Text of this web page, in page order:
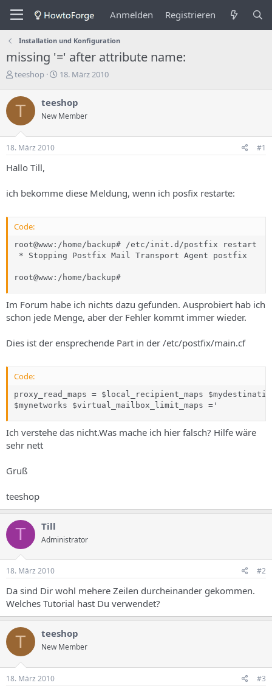
Anmelden Registrieren
Installation und Konfiguration
missing '=' after attribute name:
E
s
t
l
l
e
d
s
e
a
teeshop
E
t
e
l
d
m
18. März 2010
T teeshop
New Member
18. März 2010 #1
Hallo Till,
ich bekomme diese Meldung, wenn ich posfix restarte:
Code:
root@www:/home/backup# /etc/init.d/postfix restart
* Stopping Postfix Mail Transport Agent
root@www:/home/backup#
Im Forum habe ich nichts dazu gefunden. Ausprobiert hab ich
schon jede Menge, aber der Fehler kommt immer wieder.
Dies ist der ensprechende Part in der /etc/postfix/main.cf
Code:
proxy_read_maps = $local_recipient_maps
$mynetworks $virtual_mailbox_limit_maps ='
Ich verstehe das nicht.Was mache ich hier falsch? Hilfe wäre
sehr nett
Gruß
teeshop
T Till
Administrator
18. März 2010 #2
Da sind Dir wohl mehere Zeilen durcheinander gekommen.
Welches Tutorial hast Du verwendet?
T teeshop
New Member
18. März 2010 #3